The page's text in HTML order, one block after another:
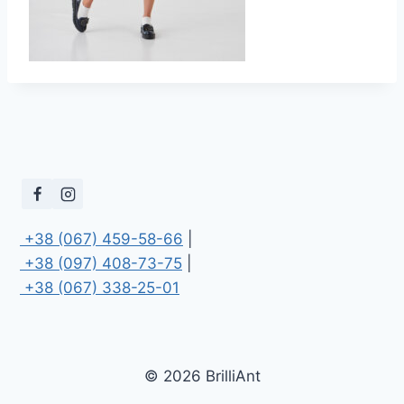
+38 (067) 459-58-66
+38 (097) 408-73-75
+38 (067) 338-25-01
© 2026 BrilliAnt